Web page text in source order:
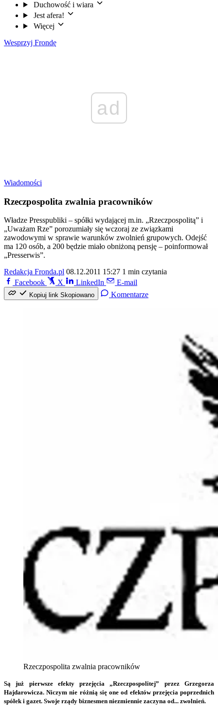
Duchowość i wiara
Jest afera!
Więcej
Wesprzyj Frondę
ad
Wiadomości
Rzeczpospolita zwalnia pracowników
Władze Presspubliki – spółki wydającej m.in. „Rzeczpospolitą” i
„Uważam Rze” porozumiały się wczoraj ze związkami
zawodowymi w sprawie warunków zwolnień grupowych. Odejść
ma 120 osób, a 200 będzie miało obniżoną pensję – poinformował
„Presserwis”.
Redakcja Fronda.pl 08.12.2011 15:27 1 min czytania
Facebook
X LinkedIn E-mail
Kopiuj link Skopiowano Komentarze
Rzeczpospolita zwalnia pracowników
Są już pierwsze efekty przejęcia „Rzeczpospolitej” przez Grzegorza
Hajdarowicza. Niczym nie różnią się one od efektów przejęcia poprzednich
spółek i gazet. Swoje rządy biznesmen niezmiennie zaczyna od... zwolnień.